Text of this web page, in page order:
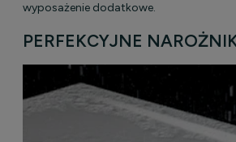
wyposażenie dodatkowe.
PERFEKCYJNE